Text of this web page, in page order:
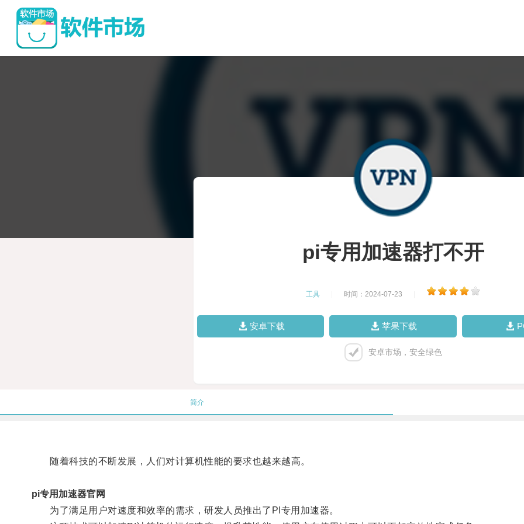
pi专用加速器打不开
工具 时间：2024-07-23
安卓下载 苹果下载
安卓市场，安全绿色
简介
随着科技的不断发展，人们对计算机性能的要求也越来越高。
pi专用加速器官网
为了满足用户对速度和效率的需求，研发人员推出了PI专用加速器。